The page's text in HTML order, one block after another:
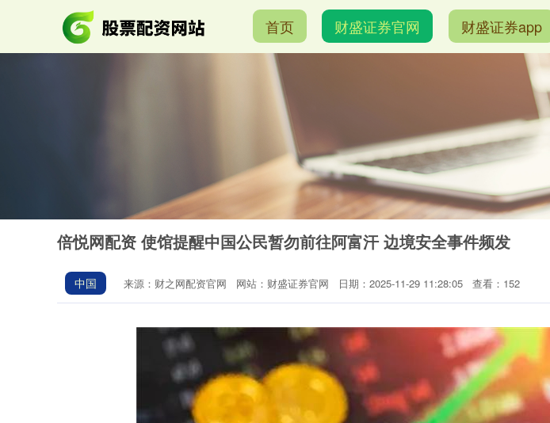
首页 财盛证券官网 财盛证券app
倍悦网配资 使馆提醒中国公民暂勿前往阿富汗 边境安全事件频发
中国 来源：财之网配资官网 网站：财盛证券官网 日期：2025-11-29 11:28:05 查看：152